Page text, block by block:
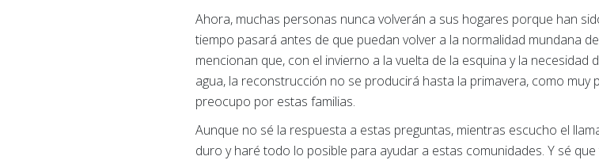
Ahora, muchas personas nunca volverán a sus hogares porque han
tiempo pasará antes de que puedan volver a la normalidad mundana
mencionan que, con el invierno a la vuelta de la esquina y la
agua, la reconstrucción no se producirá hasta la primavera, como
preocupo por estas familias.
Aunque no sé la respuesta a estas preguntas, mientras escucho el
duro y haré todo lo posible para ayudar a estas comunidades. Y sé